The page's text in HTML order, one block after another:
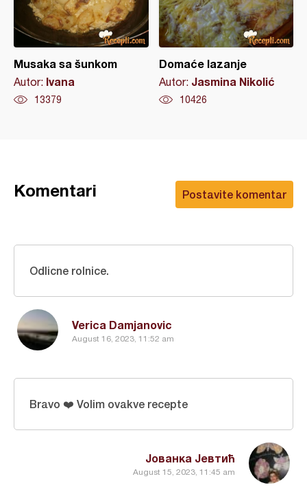
Musaka sa šunkom
Autor: Ivana
13379
Domaće lazanje
Autor: Jasmina Nikolić
10426
Postavite komentar
Komentari
Verica Damjanovic
August 16, 2023, 11:52 am
Odlicne rolnice.
Јованка Јевтић
August 15, 2023, 11:45 am
Bravo ❤️ Volim ovakve recepte